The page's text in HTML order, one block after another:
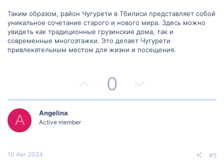
Таким образом, район Чугурети в Тбилиси представляет собой
уникальное сочетание старого и нового мира. Здесь можно
увидеть как традиционные грузинские дома, так и
современные многоэтажки. Это делает Чугурети
привлекательным местом для жизни и посещения.
о
0
е
A Angelina
Active member
10 Авг 2024 #5